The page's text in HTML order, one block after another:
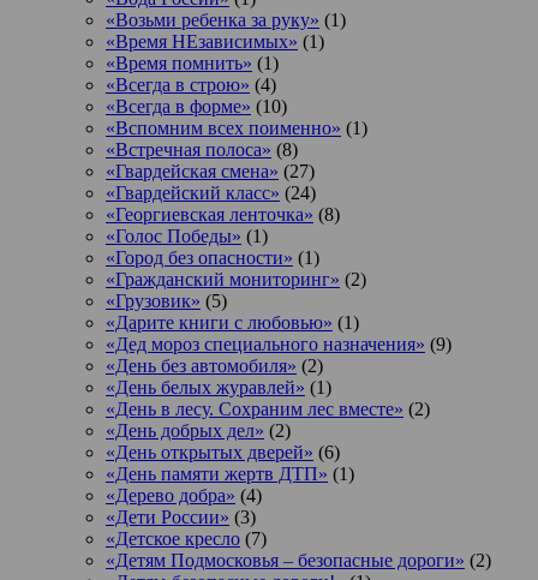
«Возьми ребенка за руку» (1)
«Время НЕзависимых» (1)
«Время помнить» (1)
«Всегда в строю» (4)
«Всегда в форме» (10)
«Вспомним всех поименно» (1)
«Встречная полоса» (8)
«Гвардейская смена» (27)
«Гвардейский класс» (24)
«Георгиевская ленточка» (8)
«Голос Победы» (1)
«Город без опасности» (1)
«Гражданский мониторинг» (2)
«Грузовик» (5)
«Дарите книги с любовью» (1)
«Дед мороз специального назначения» (9)
«День без автомобиля» (2)
«День белых журавлей» (1)
«День в лесу. Сохраним лес вместе» (2)
«День добрых дел» (2)
«День открытых дверей» (6)
«День памяти жертв ДТП» (1)
«Дерево добра» (4)
«Дети России» (3)
«Детское кресло (7)
«Детям Подмосковья – безопасные дороги» (2)